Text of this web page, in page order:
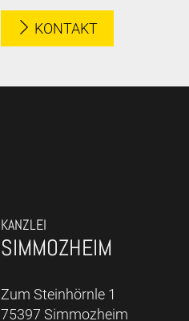
KONTAKT
KANZLEI
SIMMOZHEIM
Zum Steinhörnle 1
75397 Simmozheim